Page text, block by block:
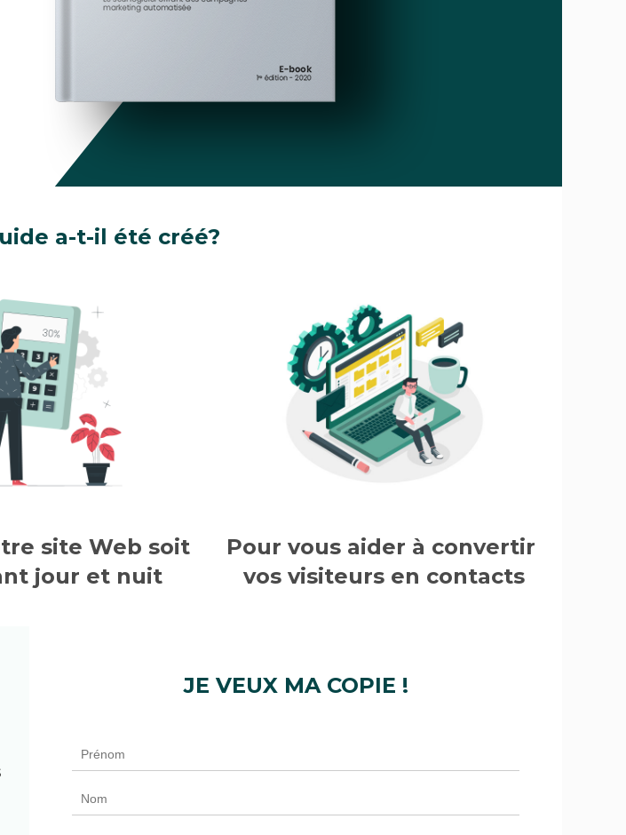
a-t-il été créé?
site Web soit
jour et nuit
Pour vous aider à convertir
vos visiteurs en contacts
JE VEUX MA COPIE !